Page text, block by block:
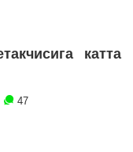
катта
47